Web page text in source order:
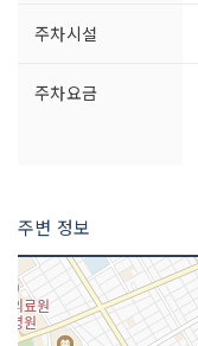
주차시설
주차요금
쉬는날
주변 정보